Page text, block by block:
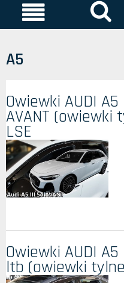
A5
Owiewki AUDI
AVANT
LSE
Owiewki AUDI
ltb (owiewki